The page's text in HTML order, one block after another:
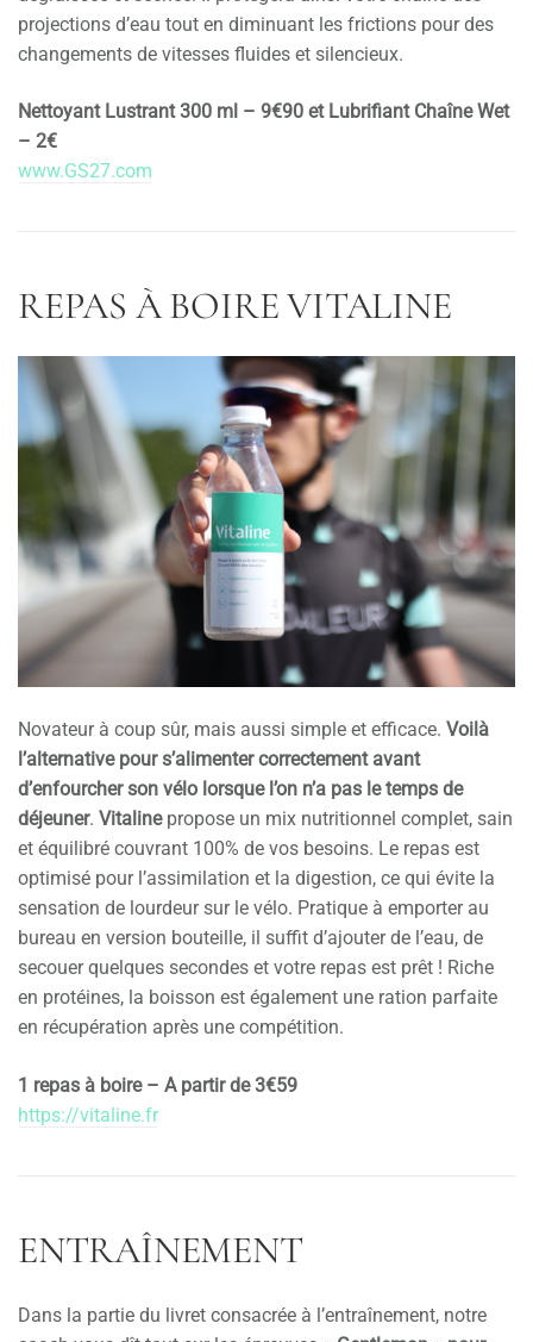
projections d’eau tout en diminuant les frictions pour des
changements de vitesses fluides et silencieux.
Nettoyant Lustrant 300 ml – 9€90 et Lubrifiant Chaîne Wet
– 2€
www.GS27.com
REPAS À BOIRE VITALINE
Novateur à coup sûr, mais aussi simple et efficace. Voilà
l’alternative pour s’alimenter correctement avant
d’enfourcher son vélo lorsque l’on n’a pas le temps de
déjeuner. Vitalinepropose un mix nutritionnel complet, sain
et équilibré couvrant 100% de vos besoins. Le repas est
optimisé pour l’assimilation et la digestion, ce qui évite la
sensation de lourdeur sur le vélo. Pratique à emporter au
bureau en version bouteille, il suffit d’ajouter de l’eau, de
secouer quelques secondes et votre repas est prêt ! Riche
en protéines, la boisson est également une ration parfaite
en récupération après une compétition.
1 repas à boire – A partir de 3€59
https://vitaline.fr
ENTRAÎNEMENT
Dans la partie du livret consacrée à l’entraînement, notre